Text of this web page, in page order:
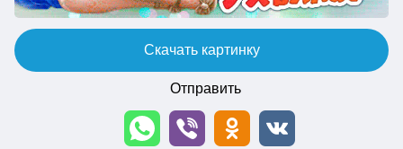
Скачать картинку
Отправить